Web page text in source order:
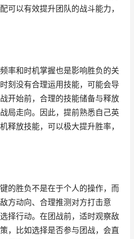
可以有效提升团队的战斗能力，
率和时机掌握也是影响胜负的关
刻没有合理运用技能，可能会导
开始前，合理的技能储备与释放
局走向。因此，提前熟悉自己英
释放技能，可以极大提升胜率，
的胜负不是在于个人的操作，而
方动向、合理推测对方打击意
择行动。在团战前，适时观察敌
，比如选择是否参与团战，会直